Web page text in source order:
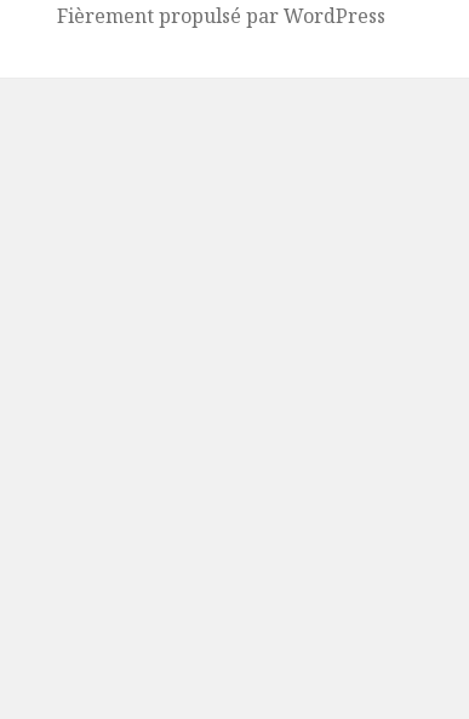
Fièrement propulsé par WordPress